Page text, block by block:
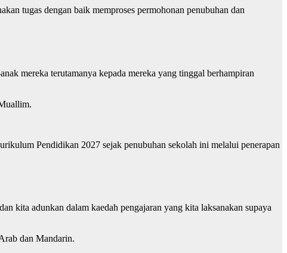
tugas dengan baik memproses permohonan penubuhan dan
mereka terutamanya kepada mereka yang tinggal berhampiran
Pendidikan 2027 sejak penubuhan sekolah ini melalui penerapan
kita adunkan dalam kaedah pengajaran yang kita laksanakan supaya
dan Mandarin.